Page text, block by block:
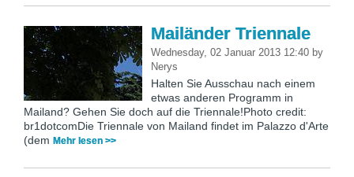
Mailänder Triennale
Wednesday, 02 Januar 2013 12:40 by
Nerys
Halten Sie Ausschau nach einem
etwas anderen Programm in
Mailand? Gehen Sie doch auf die Triennale!Photo credit:
br1dotcomDie Triennale von Mailand findet im Palazzo d'Arte
(dem Mehr lesen >>